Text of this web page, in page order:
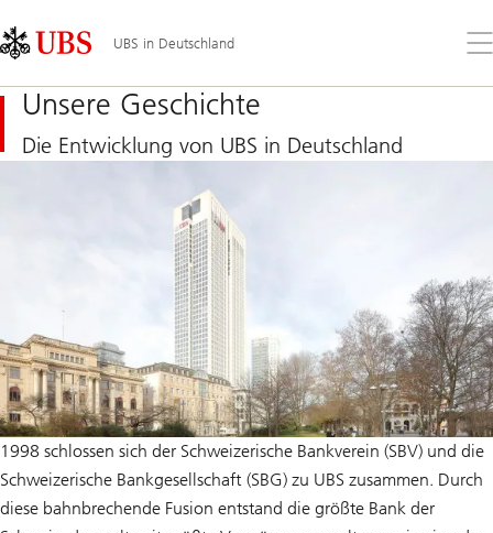
Links
Area
UBS in Deutschland
Sie
Unsere Geschichte
Die Entwicklung von UBS in Deutschland
1998 schlossen sich der Schweizerische Bankverein (SBV) und die
Schweizerische Bankgesellschaft (SBG) zu UBS zusammen. Durch
diese bahnbrechende Fusion entstand die größte Bank der